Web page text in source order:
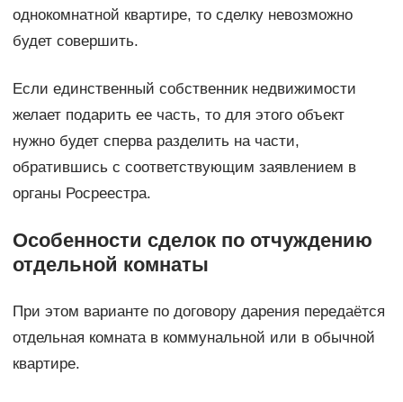
однокомнатной квартире, то сделку невозможно
будет совершить.
Если единственный собственник недвижимости
желает подарить ее часть, то для этого объект
нужно будет сперва разделить на части,
обратившись с соответствующим заявлением в
органы Росреестра.
Особенности сделок по отчуждению
отдельной комнаты
При этом варианте по договору дарения передаётся
отдельная комната в коммунальной или в обычной
квартире.